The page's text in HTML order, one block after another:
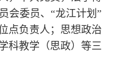
会委员、“龙江计划”
点负责人；思想政治
科教学（思政）等三